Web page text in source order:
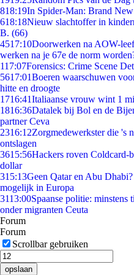
818:19In Spider-Man: Brand
618:18Nieuw slachtoffer in
B. (66)
4517:10Doorwerken na AOW-
werken na je 67e de norm
117:07Forensics: Crime Scene
5617:01Boeren waarschuwen
hitte en droogte
1716:41Italiaanse vrouw wint 1
1816:36Datalek bij Bol en de
partner Ceva
2316:12Zorgmedewerkster die 's
ontslagen
3615:56Hackers roven Coldcard-
dollar
315:13Geen Qatar en Abu
mogelijk in Europa
3113:00Spaanse politie: minstens
onder migranten Ceuta
Forum
Forum
Scrollbar gebruiken
opslaan